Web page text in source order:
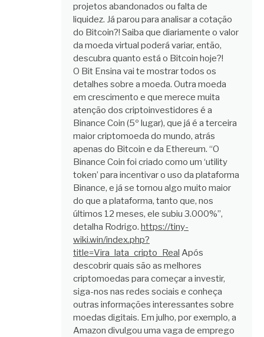
projetos abandonados ou falta de
liquidez. Já parou para analisar a cotação
do Bitcoin?! Saiba que diariamente o valor
da moeda virtual poderá variar, então,
descubra quanto está o Bitcoin hoje?!
O Bit Ensina vai te mostrar todos os
detalhes sobre a moeda. Outra moeda
em crescimento e que merece muita
atenção dos criptoinvestidores é a
Binance Coin (5º lugar), que já é a terceira
maior criptomoeda do mundo, atrás
apenas do Bitcoin e da Ethereum. “O
Binance Coin foi criado como um ‘utility
token’ para incentivar o uso da plataforma
Binance, e já se tornou algo muito maior
do que a plataforma, tanto que, nos
últimos 12 meses, ele subiu 3.000%”,
detalha Rodrigo. https://tiny-
wiki.win/index.php?
title=Vira_lata_cripto_Real Após
descobrir quais são as melhores
criptomoedas para começar a investir,
siga-nos nas redes sociais e conheça
outras informações interessantes sobre
moedas digitais. Em julho, por exemplo, a
Amazon divulgou uma vaga de emprego